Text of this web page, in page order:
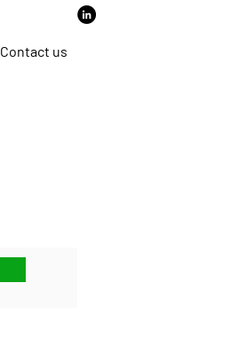
Contact us